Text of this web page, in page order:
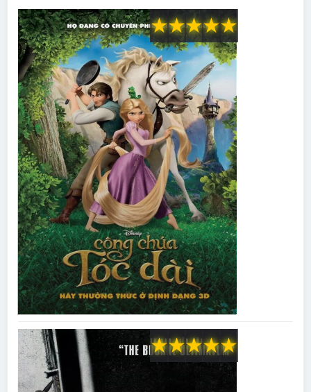
★
★
★
★
★
★
★
★
★
★